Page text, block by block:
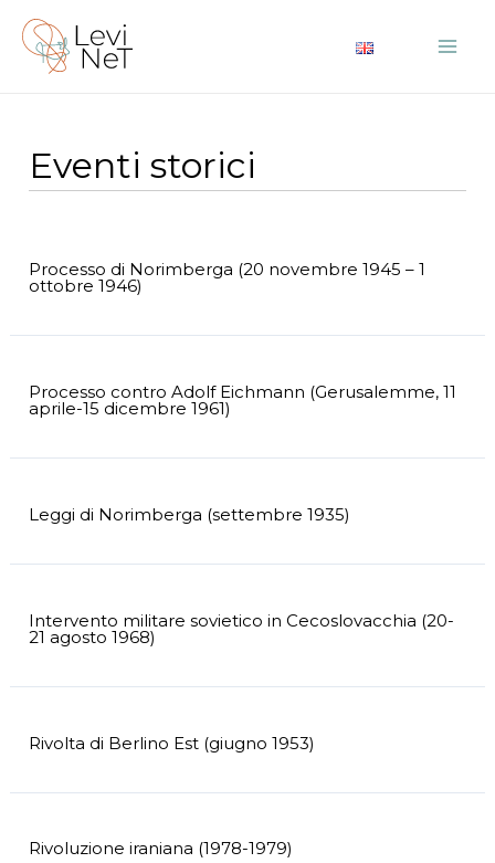
contenuto
Eventi storici
Processo di Norimberga (20 novembre 1945 – 1
ottobre 1946)
Processo contro Adolf Eichmann (Gerusalemme, 11
aprile-15 dicembre 1961)
Leggi di Norimberga (settembre 1935)
Intervento militare sovietico in Cecoslovacchia (20-
21 agosto 1968)
Rivolta di Berlino Est (giugno 1953)
Rivoluzione iraniana (1978-1979)